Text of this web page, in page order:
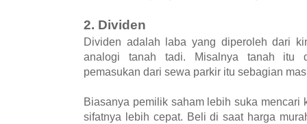
2. Dividen
Dividen adalah laba yang diperoleh dari
analogi tanah tadi. Misalnya tanah itu
pemasukan dari sewa parkir itu sebagian
Biasanya pemilik saham lebih suka mencari
sifatnya lebih cepat. Beli di saat harga